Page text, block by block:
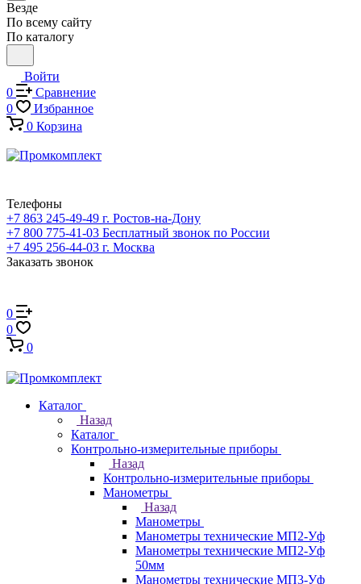
Везде
По всему сайту
По каталогу
Войти
0
Сравнение
0
Избранное
0 Корзина
Телефоны
+7 863 245-49-49 г. Ростов-на-Дону
+7 800 775-41-03 Бесплатный звонок по России
+7 495 256-44-03 г. Москва
Заказать звонок
0
0
0
Каталог
Назад
Каталог
Контрольно-измерительные приборы
Назад
Контрольно-измерительные приборы
Манометры
Назад
Манометры
Манометры технические МП2-Уф
Манометры технические МП2-Уф
50мм
Манометры технические МП3-Уф